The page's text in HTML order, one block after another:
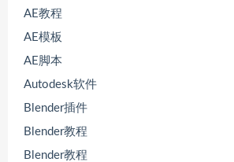
AE教程
AE模板
AE脚本
Autodesk软件
Blender插件
Blender教程
Blender教程